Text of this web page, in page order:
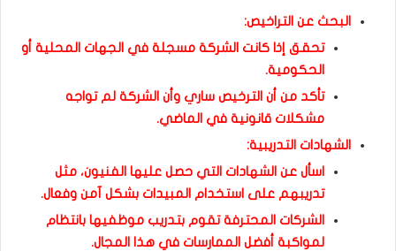
البحث عن التراخيص:
تحقق إذا كانت الشركة مسجلة في الجهات المحلية أو
الحكومية.
تأكد من أن الترخيص ساري وأن الشركة لم تواجه
مشكلات قانونية في الماضي.
الشهادات التدريبية:
اسأل عن الشهادات التي حصل عليها الفنيون، مثل
تدريبهم على استخدام المبيدات بشكل آمن وفعال.
الشركات المحترفة تقوم بتدريب موظفيها بانتظام
لمواكبة أفضل الممارسات في هذا المجال.